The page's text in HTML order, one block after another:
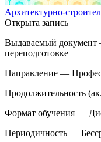
Архитектурно-
Открыта запись
Выдаваемый
переподготовке
Направление —
Продолжительность
Формат обучения —
Периодичность —